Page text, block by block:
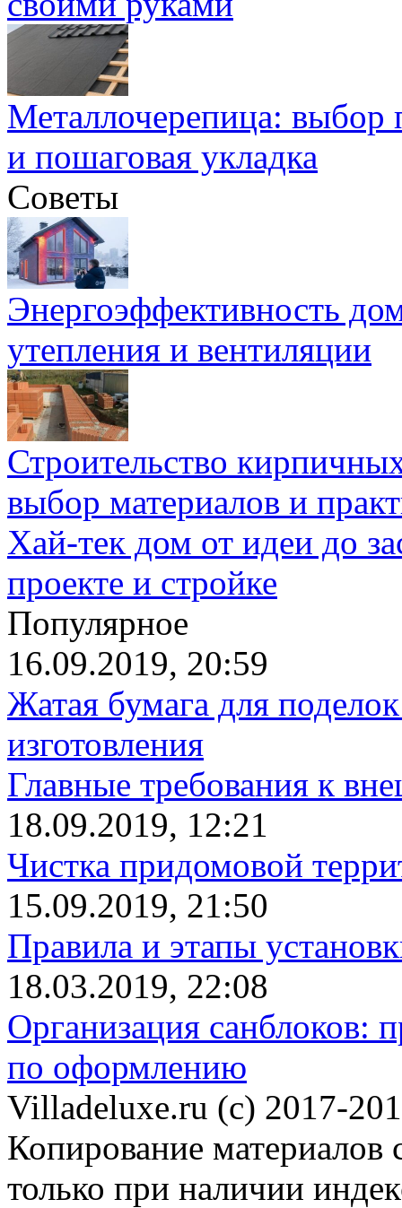
Металлочерепица: выбор
и пошаговая укладка
Советы
Энергоэффективность
утепления и вентиляции
Строительство
выбор материалов и
Хай-тек дом от идеи до
проекте и стройке
Популярное
16.09.2019, 20:59
Жатая бумага для
изготовления
Главные требования к
18.09.2019, 12:21
Чистка придомовой
15.09.2019, 21:50
Правила и этапы
18.03.2019, 22:08
Организация санблоков:
по оформлению
Villadeluxe.ru (c) 2017-
Копирование материалов
только при наличии